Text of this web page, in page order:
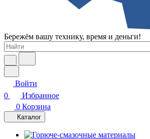
Бережём вашу технику, время и деньги!
Войти
0
Избранное
0 Корзина
Каталог